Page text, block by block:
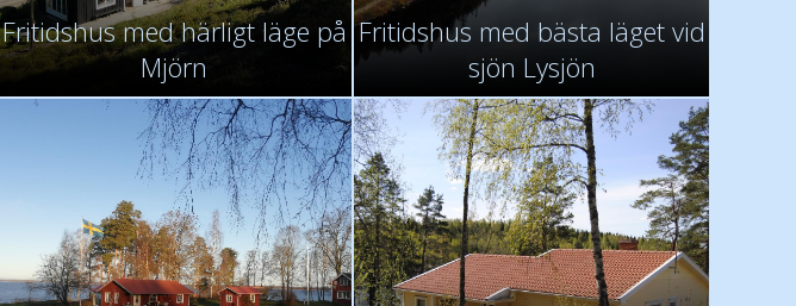
Fritidshus med härligt läge på
Mjörn
Fritidshus med bästa läget vid
sjön Lysjön